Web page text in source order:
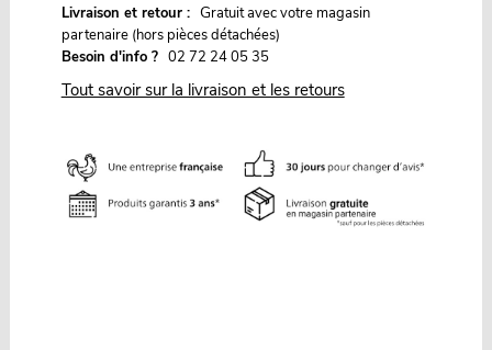
Livraison et retour : Gratuit avec votre magasin
partenaire (hors pièces détachées)
Besoin d'info ? 02 72 24 05 35
Tout savoir sur la livraison et les retours